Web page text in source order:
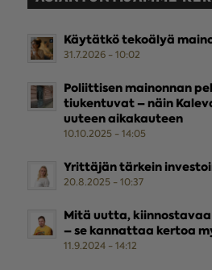
Käytätkö tekoälyä
31.7.2026 - 10:02
Poliittisen mainonnan
tiukentuvat – näin
uuteen aikakauteen
10.10.2025 - 14:05
Yrittäjän tärkein
20.8.2025 - 10:37
Mitä uutta,
– se kannattaa kertoa
11.9.2024 - 14:12